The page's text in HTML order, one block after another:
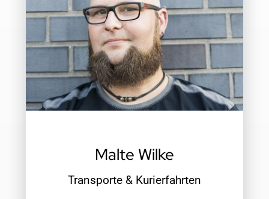
Malte Wilke
Transporte & Kurierfahrten